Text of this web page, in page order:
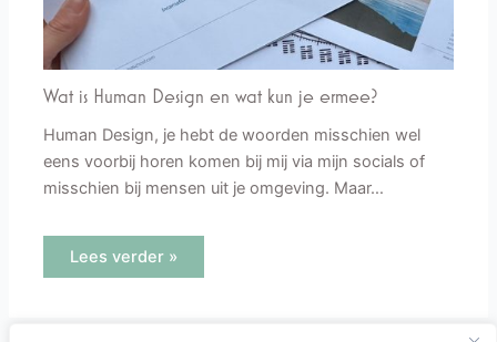
Wat is Human Design en wat kun je ermee?
Human Design, je hebt de woorden misschien wel
eens voorbij horen komen bij mij via mijn socials of
misschien bij mensen uit je omgeving. Maar…
Lees verder »